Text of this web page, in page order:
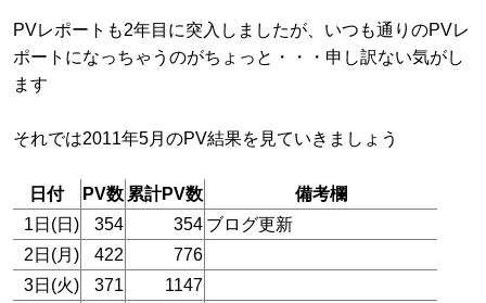
PVレポートも2年目に突入しましたが、いつも通りのPVレ
ポートになっちゃうのがちょっと・・・申し訳ない気がし
ます
それでは2011年5月のPV結果を見ていきましょう
日付 PV数 累計PV数
備考欄
1日(日)
354 354 ブログ更新
2日(月)
422
776
3日(火)
371
1147